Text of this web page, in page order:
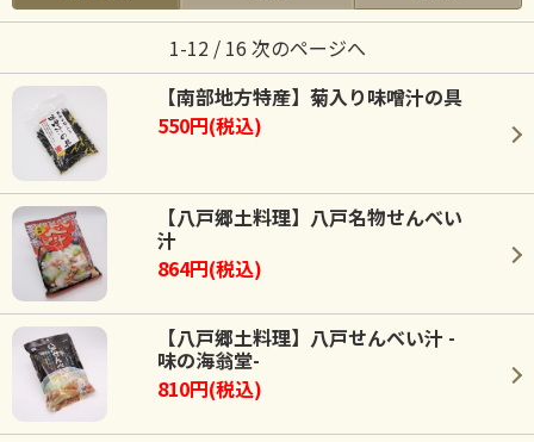
1-12 / 16 次のページへ
【南部地方特産】菊入り味噌汁の具
550円(税込)
【八戸郷土料理】八戸名物せんべい
汁
864円(税込)
【八戸郷土料理】八戸せんべい汁 -
味の海翁堂-
810円(税込)